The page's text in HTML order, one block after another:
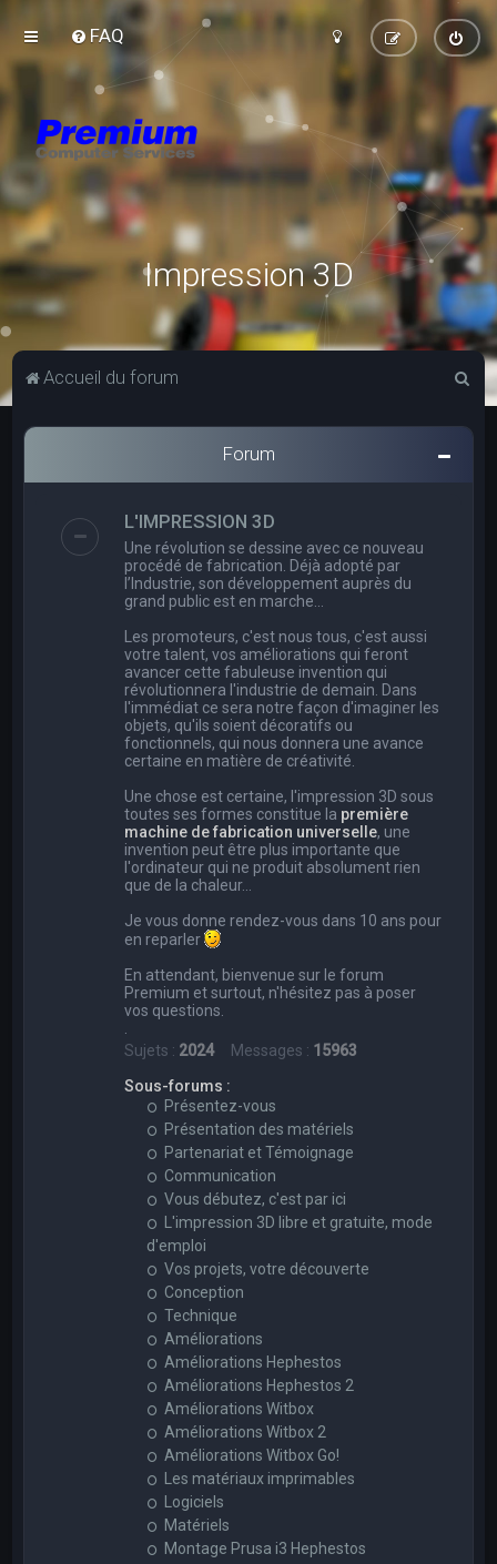
FAQ
Impression 3D
Accueil du forum
c
Forum
L'IMPRESSION 3D
Une révolution se dessine avec ce nouveau
procédé de fabrication. Déjà adopté par
l’Industrie, son développement auprès du
grand public est en marche…
Les promoteurs, c'est nous tous, c'est aussi
votre talent, vos améliorations qui feront
avancer cette fabuleuse invention qui
révolutionnera l'industrie de demain. Dans
l'immédiat ce sera notre façon d'imaginer les
objets, qu'ils soient décoratifs ou
fonctionnels, qui nous donnera une avance
certaine en matière de créativité.
Une chose est certaine, l'impression 3D sous
toutes ses formes constitue la première
machine de fabrication universelle, une
invention peut être plus importante que
l'ordinateur qui ne produit absolument rien
que de la chaleur...
Je vous donne rendez-vous dans 10 ans pour
en reparler
En attendant, bienvenue sur le forum
Premium et surtout, n'hésitez pas à poser
vos questions.
Sujets : 2024Messages : 15963
Sous-forums :
Présentez-vous
Présentation des matériels
Partenariat et Témoignage
Communication
Vous débutez, c'est par ici
L'impression 3D libre et gratuite, mode
d'emploi
Vos projets, votre découverte
Conception
Technique
Améliorations
Améliorations Hephestos
Améliorations Hephestos 2
Améliorations Witbox
Améliorations Witbox 2
Améliorations Witbox Go!
Les matériaux imprimables
Logiciels
Matériels
Montage Prusa i3 Hephestos